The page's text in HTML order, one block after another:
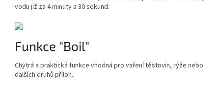
vodu již za 4 minuty a 30 sekund.
Funkce "Boil"
Chytrá a praktická funkce vhodná pro vaření těstovin, rýže nebo
dalších druhů příloh.